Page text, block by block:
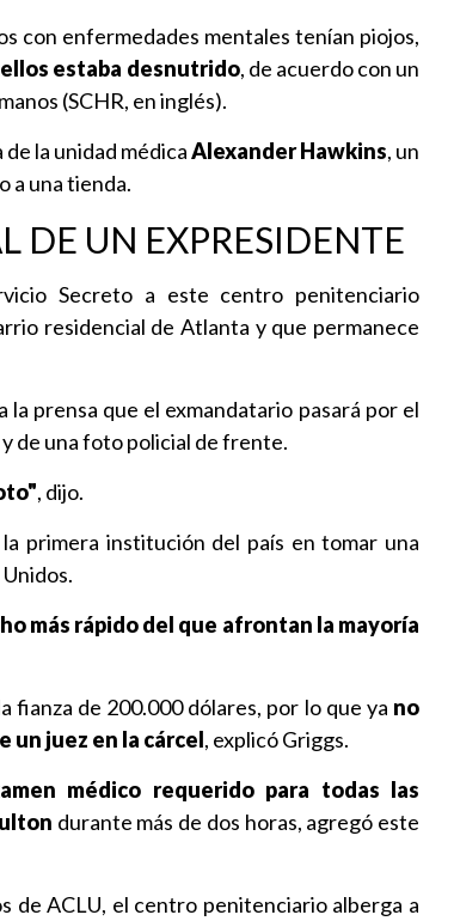
con enfermedades mentales tenían piojos,
estaba desnutrido, de acuerdo con un
(SCHR, en inglés).
la unidad médicaAlexander Hawkins, un
a una tienda.
DE UN EXPRESIDENTE
Secreto a este centro penitenciario
residencial de Atlanta y que permanece
prensa que el exmandatario pasará por el
de una foto policial de frente.
, dijo.
primera institución del país en tomar una
más rápido del que afrontan la mayoría
fianza de 200.000 dólares, por lo que ya no
un juez en la cárcel, explicó Griggs.
médico requerido para todas las
durante más de dos horas, agregó este
de ACLU, el centro penitenciario alberga a